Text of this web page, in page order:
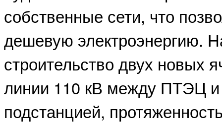
собственные сети, что
дешевую электроэнергию.
строительство двух новых
линии 110 кВ между ПТЭЦ и
подстанцией,